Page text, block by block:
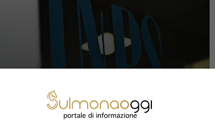
Lavoro e Fisco
INPS, adesso sono